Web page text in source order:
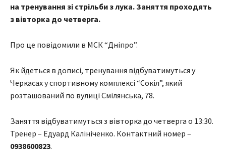
на тренування зі стрільби з лука. Заняття проходять
з вівторка до четверга.
Про це повідомили в МСК “Дніпро”.
Як йдеться в дописі, тренування відбуватимуться у
Черкасах у спортивному комплексі “Сокіл”, який
розташований по вулиці Смілянська, 78.
Заняття відбуватимуться з вівторка до четверга о 13:30.
Тренер – Едуард Калініченко. Контактний номер –
0938600823.